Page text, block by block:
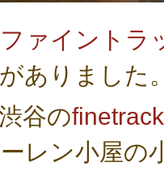
ァイントラ
ありました
谷の
レン小屋の